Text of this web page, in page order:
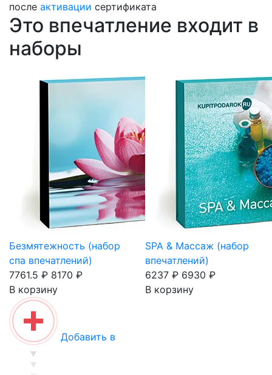
после активации сертификата
Это впечатление входит в
наборы
Безмятежность (набор
спа впечатлений)
7761.5 ₽ 8170 ₽
В корзину
SPA & Массаж (набор
впечатлений)
6237 ₽ 6930 ₽
В корзину
Добавить в